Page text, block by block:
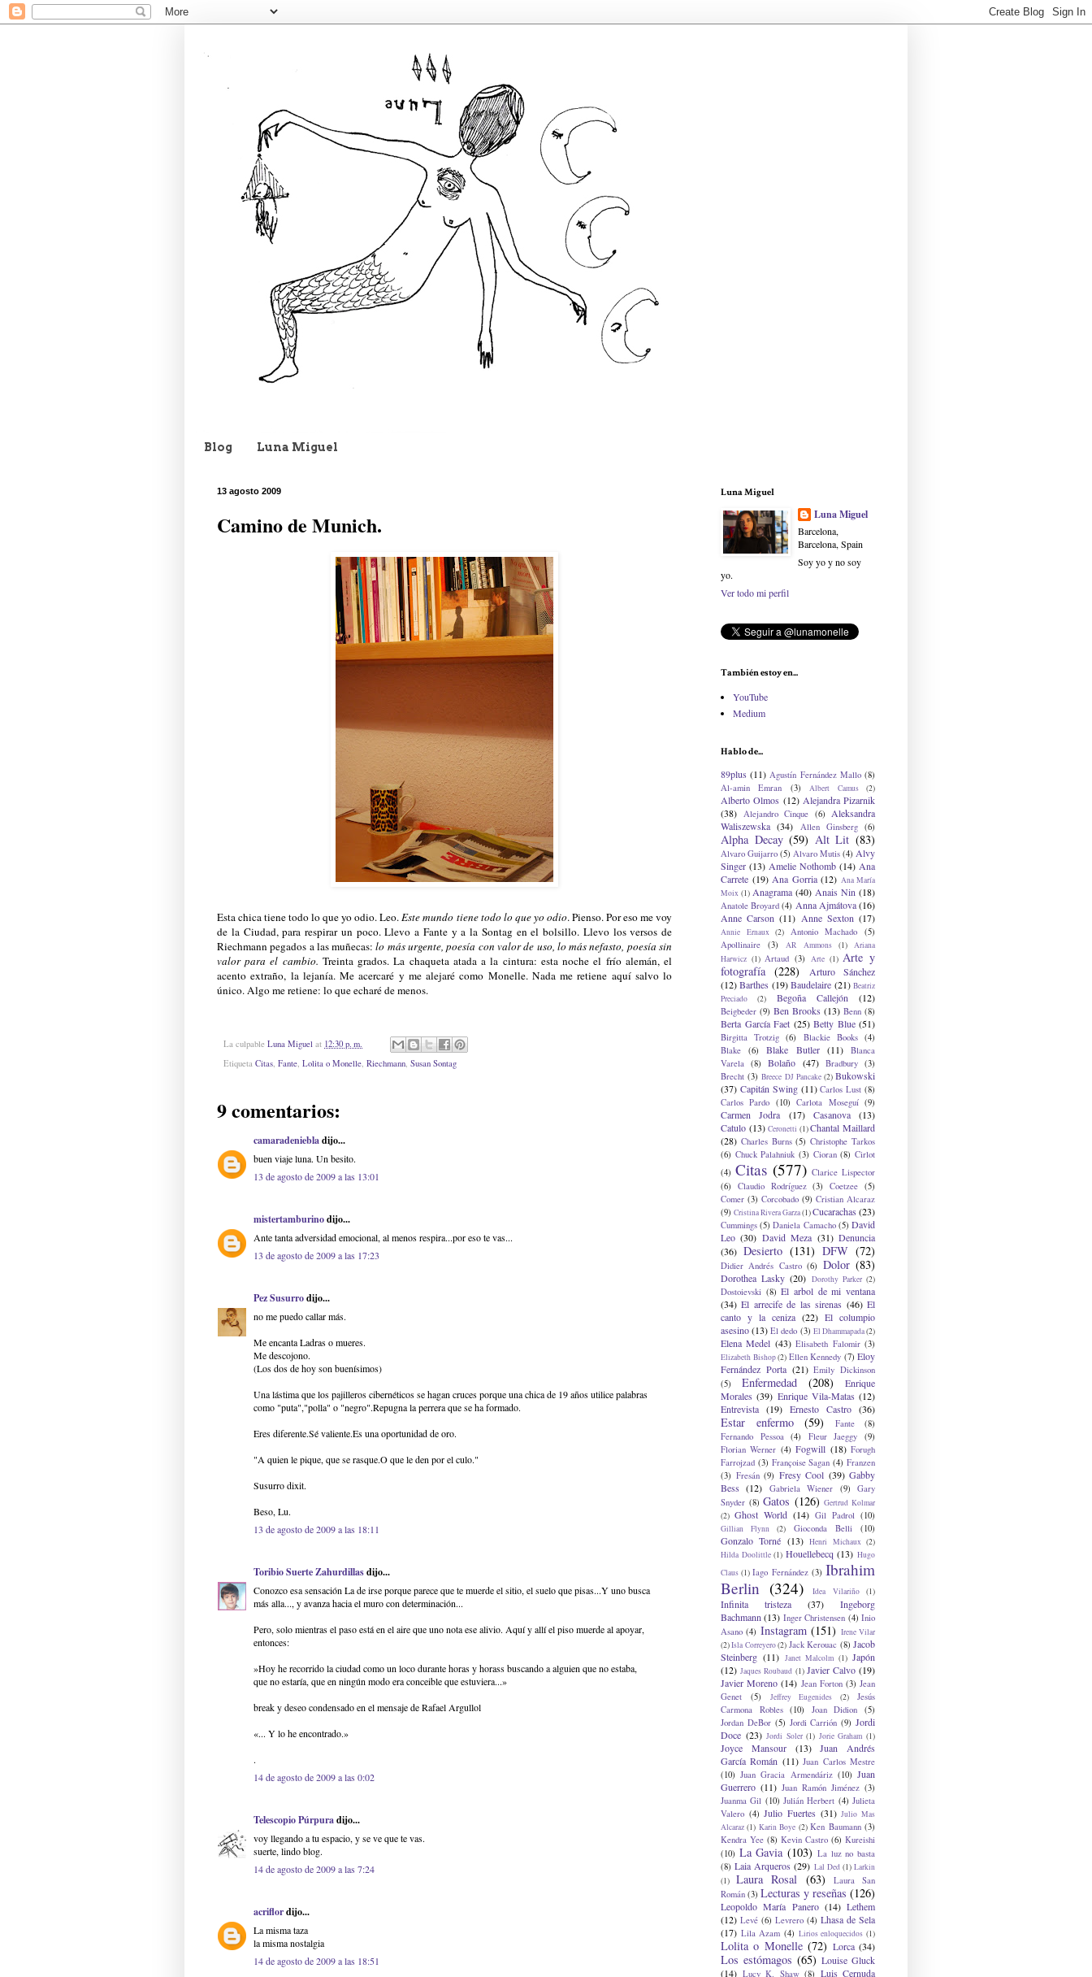
Blog Luna Miguel
13 agosto 2009
Camino de Munich.
Esta chica tiene todo lo que yo odio. Leo.Este mundo tiene todo lo que yo odio. Pienso. Por eso me voy
de la Ciudad, para respirar un poco. Llevo a Fante y a la Sontag en el bolsillo. Llevo los versos de
Riechmann pegados a las muñecas:lo más urgente, poesía con valor de uso, lo más nefasto, poesía sin
valor para el cambio. Treinta grados. La chaqueta atada a la cintura: esta noche el frío alemán, el
acento extraño, la lejanía. Me acercaré y me alejaré como Monelle. Nada me retiene aquí salvo lo
único. Algo me retiene: lo que echaré de menos.
La culpable Luna Miguel at 12:30 p. m.
Etiqueta Citas, Fante, Lolita o Monelle, Riechmann, Susan Sontag
9 comentarios:
camaradeniebladijo...
buen viaje luna. Un besito.
13 de agosto de 2009 a las 13:01
mistertamburinodijo...
Ante tanta adversidad emocional, al menos respira...por eso te vas...
13 de agosto de 2009 a las 17:23
Pez Susurrodijo...
no me puedo callar más.
Me encanta Ladras o mueres.
Me descojono.
(Los dos de hoy son buenísimos)
Una lástima que los pajilleros cibernéticos se hagan cruces porque una chica de 19 años utilice palabras
como "puta","polla" o "negro".Repugna la perrera que se ha formado.
Eres diferente.Sé valiente.Es una oportunidad de oro.
"A quien le pique, que se rasque.O que le den por el culo."
Susurro dixit.
Beso, Lu.
13 de agosto de 2009 a las 18:11
Toribio Suerte Zahurdillasdijo...
Conozco esa sensación La de irse porque parece que te muerde el sitio, el suelo que pisas...Y uno busca
más alla..., y avanza hacia el muro con determinación...
Pero, solo mientras el paso está en el aire que uno nota ese alivio. Aquí y allí el piso muerde al apoyar,
entonces:
»Hoy he recorrido la ciudad como un loco durante horas y horass buscando a alguien que no estaba,
que no estaría, que en ningún modo era conceible que estuviera...»
break y deseo condensado en el mensaje de Rafael Argullol
«... Y lo he encontrado.»
.
14 de agosto de 2009 a las 0:02
Telescopio Púrpuradijo...
voy llegando a tu espacio, y se ve que te vas.
suerte, lindo blog.
14 de agosto de 2009 a las 7:24
acriflordijo...
La misma taza
la misma nostalgia
14 de agosto de 2009 a las 18:51
Luna Miguel
Luna Miguel
Barcelona,
Barcelona, Spain
Soy yo y no soy
yo.
Ver todo mi perfil
También estoy en...
YouTube
Medium
Hablo de...
89plus (11) Agustín Fernández Mallo (8)
Al-amin Emran
(3) Albert Camus (2)
Alberto Olmos (12) Alejandra Pizarnik
(38)
Alejandro Cinque (6)
Aleksandra
Waliszewska (34) Allen Ginsberg (6)
Alpha Decay (59) Alt Lit (83)
Alvaro Guijarro (5) Alvaro Mutis (4) Alvy
Singer (13) Amelie Nothomb (14) Ana
Carrete (19) Ana Gorria (12) Ana María
Moix (1) Anagrama (40) Anais Nin (18)
Anatole Broyard (4) Anna Ajmátova (16)
Anne Carson (11) Anne Sexton (17)
Annie Ernaux (2) Antonio Machado
(5)
Apollinaire
(3) AR Ammons (1)
Ariana
Harwicz (1) Artaud (3) Arte (1) Arte y
fotografía (228)
Arturo Sánchez
(12) Barthes (19) Baudelaire (21) Beatriz
Preciado
(2) Begoña Callejón (12)
Beigbeder (9) Ben Brooks (13) Benn (8)
Berta García Faet (25) Betty Blue (51)
Birgitta Trotzig (6) Blackie Books (4)
Blake
(6) Blake Butler (11)
Blanca
Varela
(8) Bolaño (47) Bradbury (3)
Brecht (3) Breece DJ Pancake (2) Bukowski
(37) Capitán Swing (11) Carlos Lust (8)
Carlos Pardo (10) Carlota Moseguí (9)
Carmen Jodra (17) Casanova
(13)
Catulo (13) Ceronetti (1) Chantal Maillard
(28) Charles Burns (5) Christophe Tarkos
(6) Chuck Palahniuk (3) Cioran (8) Cirlot
(4) Citas (577) Clarice Lispector
(6)
Claudio Rodríguez (3) Coetzee (5)
Comer (3) Corcobado (9) Cristian Alcaraz
(9) Cristina Rivera Garza(1)Cucarachas (23)
Cummings (5) Daniela Camacho (5) David
Leo (30) David Meza (31) Denuncia
(36) Desierto (131) DFW (72)
Didier Andrés Castro (6) Dolor (83)
Dorothea Lasky (20) Dorothy Parker (2)
Dostoievski (8) El arbol de mi ventana
(34) El arrecife de las sirenas (46) El
canto y la ceniza (22) El columpio
asesino(13) El dedo (3) El Dhammapada(2)
Elena Medel (43) Elisabeth Falomir (3)
Elizabeth Bishop(2) Ellen Kennedy (7) Eloy
Fernández Porta (21) Emily Dickinson
(5)
Enfermedad (208)
Enrique
Morales (39) Enrique Vila-Matas (12)
Entrevista (19) Ernesto Castro (36)
Estar enfermo (59) Fante
(8)
Fernando Pessoa
(4) Fleur Jaeggy
(9)
Florian Werner (4) Fogwill (18) Forugh
Farrojzad (3) Françoise Sagan (4) Franzen
(3) Fresán (9) Fresy Cool (39) Gabby
Bess (12) Gabriela Wiener (9)
Gary
Snyder (8) Gatos (126) Gertrud Kolmar
(2) Ghost World (14) Gil Padrol (10)
Gillian Flynn (2) Gioconda Belli (10)
Gonzalo Torné (13) Henri Michaux (2)
Hilda Doolittle (1) Houellebecq (13) Hugo
Claus (1) Iago Fernández (3) Ibrahim
Berlin (324) Idea Vilariño (1)
Infinita tristeza (37)
Ingeborg
Bachmann (13) Inger Christensen (4) Inio
Asano (4) Instagram (151) Irene Vilar
(2)Isla Correyero(2) Jack Kerouac (8) Jacob
Steinberg (11) Janet Malcolm (1) Japón
(12) Jaques Roubaud (1) Javier Calvo (19)
Javier Moreno (14) Jean Forton (3) Jean
Genet
(5) Jeffrey Eugenides (2)
Jesús
Carmona Robles
(10) Joan Didion
(5)
Jordan DeBor (5) Jordi Carrión (9) Jordi
Doce (23) Jordi Soler (1) Jorie Graham (1)
Joyce Mansour (13)
Juan Andrés
García Román (11) Juan Carlos Mestre
(10) Juan Gracia Armendáriz (10) Juan
Guerrero (11) Juan Ramón Jiménez (3)
Juanma Gil (10) Julián Herbert (4) Julieta
Valero (4) Julio Fuertes (31) Julio Mas
Alcaraz (1) Karin Boye (2) Ken Baumann (3)
Kendra Yee (8) Kevin Castro (6) Kureishi
(10) La Gavia (103) La luz no basta
(8) Laia Arqueros (29) Lal Ded (1) Larkin
(1)
Laura Rosal (63)
Laura San
Román (3) Lecturas y reseñas (126)
Leopoldo María Panero (14) Lethem
(12) Levé (6) Levrero (4) Lhasa de Sela
(17) Lila Azam (4) Lirios enloquecidos (1)
Lolita o Monelle (72) Lorca (34)
Los estómagos (65) Louise Gluck
(14) Lucy K. Shaw (8) Luis Cernuda